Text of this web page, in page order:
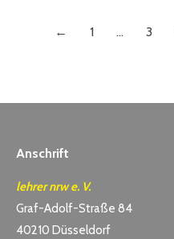
← 1 … 3
Anschrift
lehrer nrw e. V.
Graf-Adolf-Straße 84
40210 Düsseldorf